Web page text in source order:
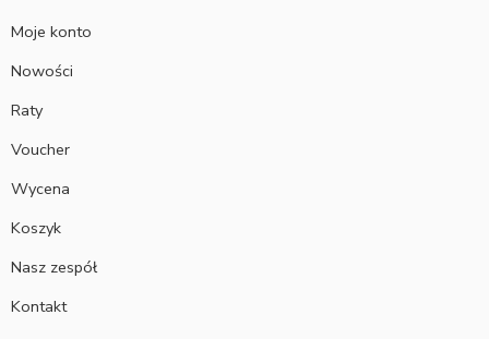
Moje konto
Nowości
Raty
Voucher
Wycena
Koszyk
Nasz zespół
Kontakt